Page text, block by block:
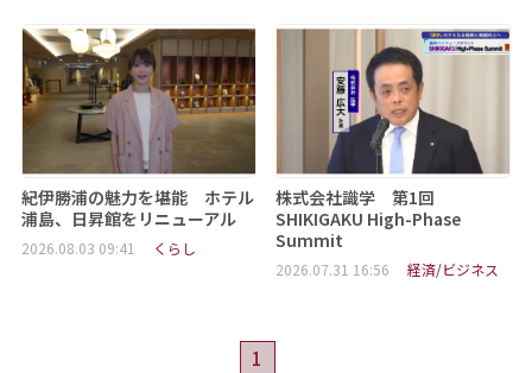
紀伊勝浦の魅力を堪能 ホテル
浦島、日昇館をリニューアル
2026.08.03 09:41 くらし
株式会社識学 第1回
SHIKIGAKU High-Phase
Summit
2026.07.31 16:56 経済/ビジネス
1